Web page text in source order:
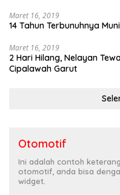
Maret 16, 2019
14 Tahun Terbunuhnya
Maret 16, 2019
2 Hari Hilang, Nelayan
Cipalawah Garut
Otomotif
Ini adalah contoh
otomotif, anda bisa
widget.